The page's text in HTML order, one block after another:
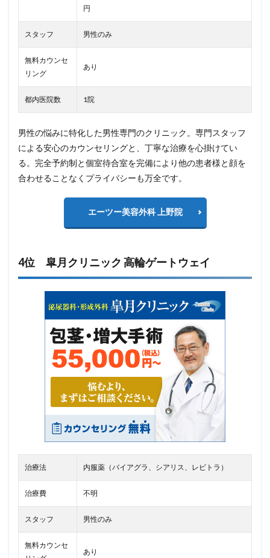
円
スタッフ 男性のみ
無料カウンセ
リング
あり
都内医院数 1院
男性の悩みに特化した男性専門のクリニック。専門スタッフ
による安心のカウンセリングと、丁寧な治療を心掛けてい
る。完全予約制と個室待合室を完備により他の患者様と顔を
合わせることなくプライバシーも万全です。
エーツー美容外科 上野院
4位 皐月クリニック 高輪ゲートウェイ
治療法 内服薬（バイアグラ、シアリス、レビトラ）
治療費 不明
スタッフ 男性のみ
無料カウンセ
あり